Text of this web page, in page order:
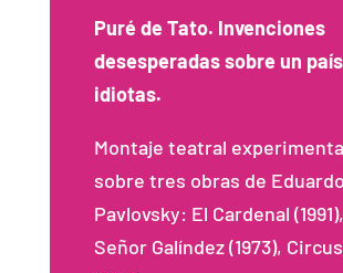
Puré de Tato. Invenciones
desesperadas sobre un
idiotas.
Montaje teatral
sobre tres obras de Eduardo
Pavlovsky: El Cardenal
Señor Galíndez (1973),